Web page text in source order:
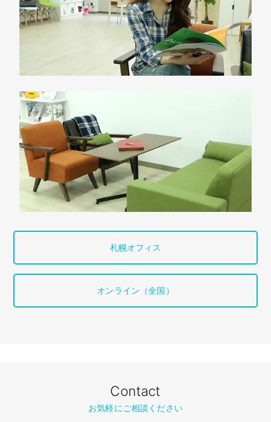
札幌オフィス
オンライン（全国）
Contact
お気軽にご相談ください